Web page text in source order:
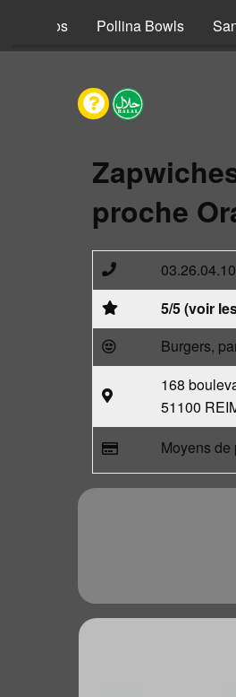
Tacos Pollina Bowls
proche
5/5 (voir
Burgers,
168
51100
Moyens de